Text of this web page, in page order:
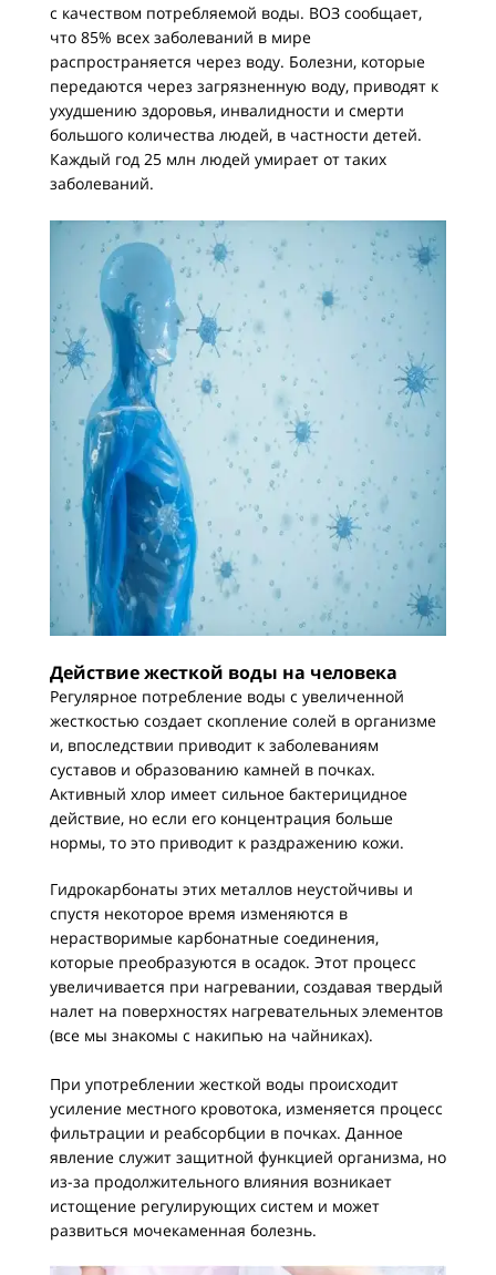
с качеством потребляемой воды. ВОЗ сообщает,
что 85% всех заболеваний в мире
распространяется через воду. Болезни, которые
передаются через загрязненную воду, приводят к
ухудшению здоровья, инвалидности и смерти
большого количества людей, в частности детей.
Каждый год 25 млн людей умирает от таких
заболеваний.
Действие жесткой воды на человека
Регулярное потребление воды с увеличенной
жесткостью создает скопление солей в организме
и, впоследствии приводит к заболеваниям
суставов и образованию камней в почках.
Активный хлор имеет сильное бактерицидное
действие, но если его концентрация больше
нормы, то это приводит к раздражению кожи.
Гидрокарбонаты этих металлов неустойчивы и
спустя некоторое время изменяются в
нерастворимые карбонатные соединения,
которые преобразуются в осадок. Этот процесс
увеличивается при нагревании, создавая твердый
налет на поверхностях нагревательных элементов
(все мы знакомы с накипью на чайниках).
При употреблении жесткой воды происходит
усиление местного кровотока, изменяется процесс
фильтрации и реабсорбции в почках. Данное
явление служит защитной функцией организма, но
из-за продолжительного влияния возникает
истощение регулирующих систем и может
развиться мочекаменная болезнь.